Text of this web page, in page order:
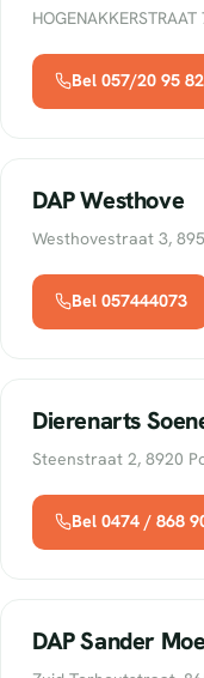
Bel 057/20 95 82
DAP Westhove
Westhovestraat 3,
Bel 057444073
Dierenarts
Steenstraat 2, 8920
Bel 0474 / 868
DAP Sander